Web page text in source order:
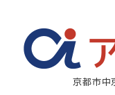
京都市中